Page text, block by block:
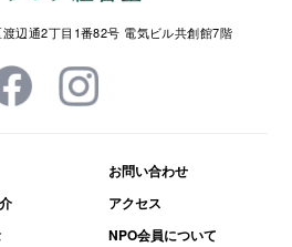
辺通2丁目1番82号 電気ビル共創館7階
お問い合わせ
アクセス
NPO会員について